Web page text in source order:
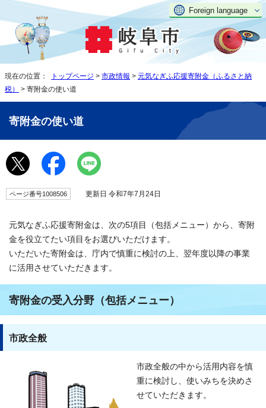
Foreign language
現在の位置： トップページ > 市政情報 > 元気なぎふ応援寄附金（ふるさと納
税）
> 寄附金の使い道
寄附金の使い道
ページ番号1008506 更新日 令和7年7月24日
元気なぎふ応援寄附金は、次の5項目（包括メニュー）から、寄附
金を役立てたい項目をお選びいただけます。
いただいた寄附金は、庁内で慎重に検討の上、翌年度以降の事業
に活用させていただきます。
寄附金の受入分野（包括メニュー）
市政全般
市政全般の中から活用内容を慎
重に検討し、使いみちを決めさ
せていただきます。